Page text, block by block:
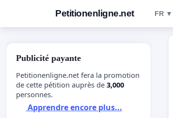
Petitionenligne.net FR ▼
Publicité payante
Petitionenligne.net fera la promotion
de cette pétition auprès de 3,000
personnes.
Apprendre encore plus...